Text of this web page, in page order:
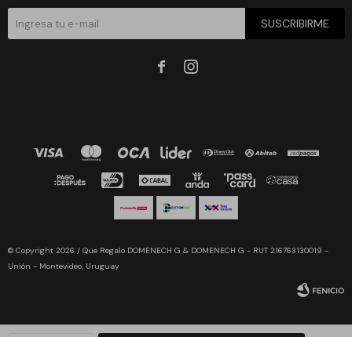
SUSCRIBIRME
 
© Copyright 2026 / Que Regalo DOMENECH G & DOMENECH G - RUT 216763130019 -
Unión - Montevideo, Uruguay